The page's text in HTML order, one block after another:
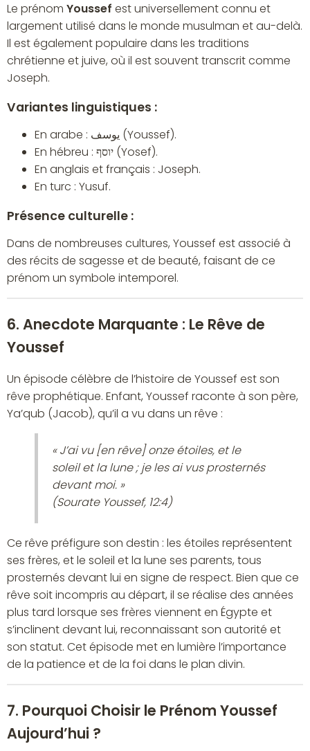
Le prénom Youssef est universellement connu et
largement utilisé dans le monde musulman et au-delà.
Il est également populaire dans les traditions
chrétienne et juive, où il est souvent transcrit comme
Joseph.
Variantes linguistiques :
En arabe : يوسف (Youssef).
En hébreu : יוסף (Yosef).
En anglais et français : Joseph.
En turc : Yusuf.
Présence culturelle :
Dans de nombreuses cultures, Youssef est associé à
des récits de sagesse et de beauté, faisant de ce
prénom un symbole intemporel.
6. Anecdote Marquante : Le Rêve de
Youssef
Un épisode célèbre de l’histoire de Youssef est son
rêve prophétique. Enfant, Youssef raconte à son père,
Ya’qub (Jacob), qu’il a vu dans un rêve :
« J’ai vu [en rêve] onze étoiles, et le
soleil et la lune ; je les ai vus prosternés
devant moi. »
(Sourate Youssef, 12:4)
Ce rêve préfigure son destin : les étoiles représentent
ses frères, et le soleil et la lune ses parents, tous
prosternés devant lui en signe de respect. Bien que ce
rêve soit incompris au départ, il se réalise des années
plus tard lorsque ses frères viennent en Égypte et
s’inclinent devant lui, reconnaissant son autorité et
son statut. Cet épisode met en lumière l’importance
de la patience et de la foi dans le plan divin.
7. Pourquoi Choisir le Prénom Youssef
Aujourd’hui ?